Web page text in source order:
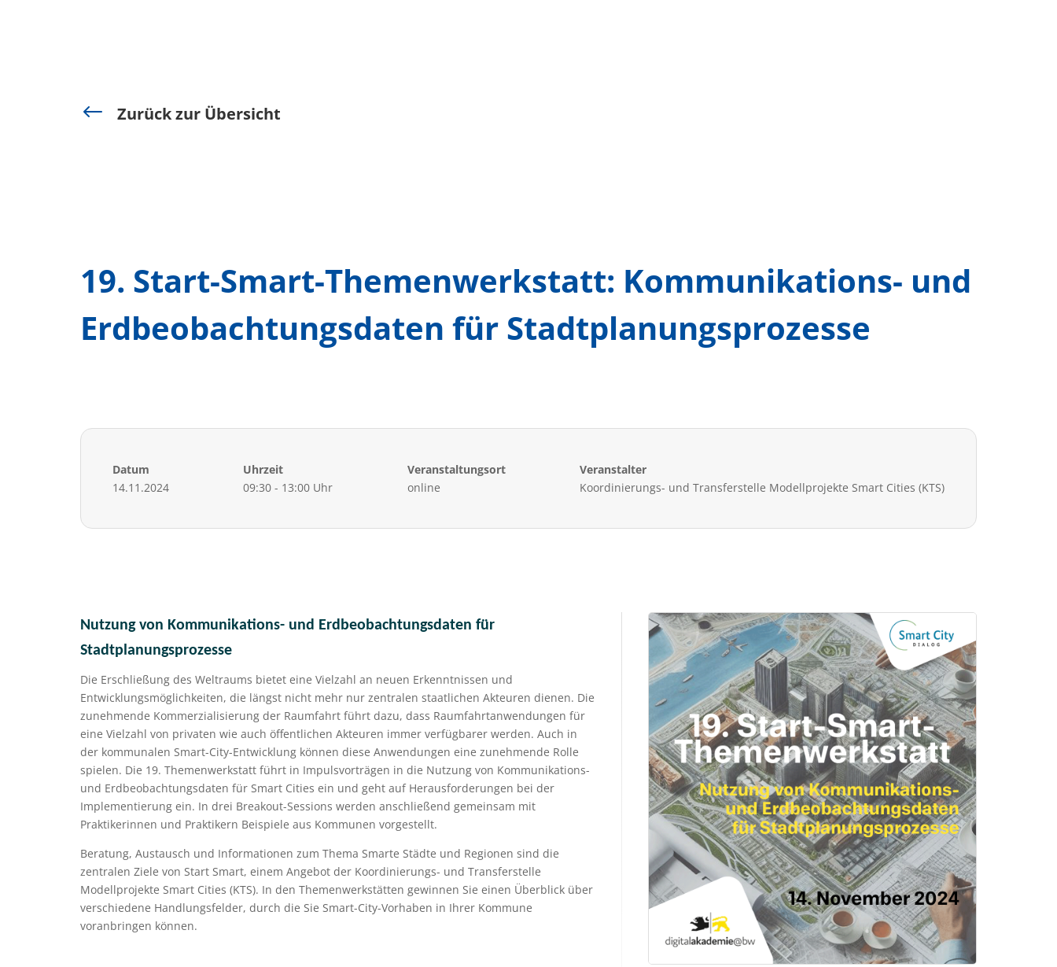
# Zurück zur Übersicht
19. Start-Smart-Themenwerkstatt: Kommunikations- und
Erdbeobachtungsdaten für Stadtplanungsprozesse
Datum
14.11.2024
Uhrzeit
09:30 - 13:00 Uhr
Veranstaltungsort
online
Veranstalter
Koordinierungs- und Transferstelle Modellprojekte Smart Cities (KTS)
Nutzung von Kommunikations- und Erdbeobachtungsdaten für
Stadtplanungsprozesse
Die Erschließung des Weltraums bietet eine Vielzahl an neuen Erkenntnissen und
Entwicklungsmöglichkeiten, die längst nicht mehr nur zentralen staatlichen Akteuren dienen. Die
zunehmende Kommerzialisierung der Raumfahrt führt dazu, dass Raumfahrtanwendungen für
eine Vielzahl von privaten wie auch öffentlichen Akteuren immer verfügbarer werden. Auch in
der kommunalen Smart-City-Entwicklung können diese Anwendungen eine zunehmende Rolle
spielen. Die 19. Themenwerkstatt führt in Impulsvorträgen in die Nutzung von Kommunikations-
und Erdbeobachtungsdaten für Smart Cities ein und geht auf Herausforderungen bei der
Implementierung ein. In drei Breakout-Sessions werden anschließend gemeinsam mit
Praktikerinnen und Praktikern Beispiele aus Kommunen vorgestellt.
Beratung, Austausch und Informationen zum Thema Smarte Städte und Regionen sind die
zentralen Ziele von Start Smart, einem Angebot der Koordinierungs- und Transferstelle
Modellprojekte Smart Cities (KTS). In den Themenwerkstätten gewinnen Sie einen Überblick über
verschiedene Handlungsfelder, durch die Sie Smart-City-Vorhaben in Ihrer Kommune
voranbringen können.